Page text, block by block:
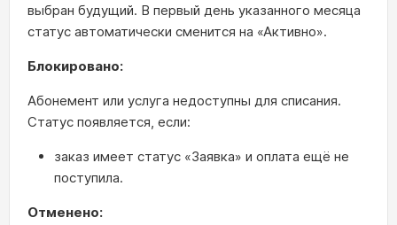
выбран будущий. В первый день указанного месяца
статус автоматически сменится на «Активно».
Блокировано:
Абонемент или услуга недоступны для списания.
Статус появляется, если:
заказ имеет статус «Заявка» и оплата ещё не
поступила.
Отменено: